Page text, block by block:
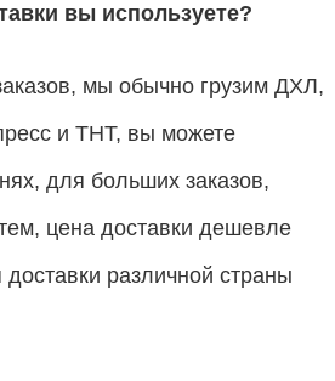
вы используете?
мы обычно грузим ДХЛ,
и ТНТ, вы можете
для больших заказов,
цена доставки дешевле
различной страны